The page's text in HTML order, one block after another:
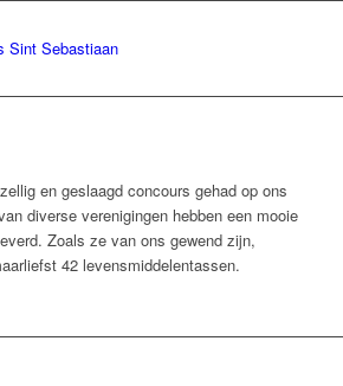
en geslaagd concours gehad op ons
diverse verenigingen hebben een mooie
Zoals ze van ons gewend zijn,
42 levensmiddelentassen.